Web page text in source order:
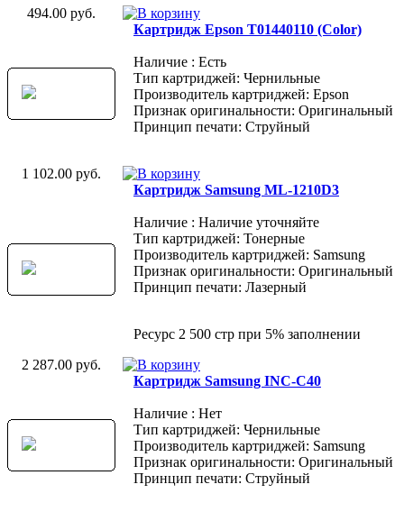
494.00 руб.
Картридж Epson T01440110 (Color)
Наличие : Есть
Тип картриджей: Чернильные
Производитель картриджей: Epson
Признак оригинальности: Оригинальный
Принцип печати: Струйный
1 102.00 руб.
Картридж Samsung ML-1210D3
Наличие : Наличие уточняйте
Тип картриджей: Тонерные
Производитель картриджей: Samsung
Признак оригинальности: Оригинальный
Принцип печати: Лазерный
Ресурс 2 500 стр при 5% заполнении
2 287.00 руб.
Картридж Samsung INC-C40
Наличие : Нет
Тип картриджей: Чернильные
Производитель картриджей: Samsung
Признак оригинальности: Оригинальный
Принцип печати: Струйный